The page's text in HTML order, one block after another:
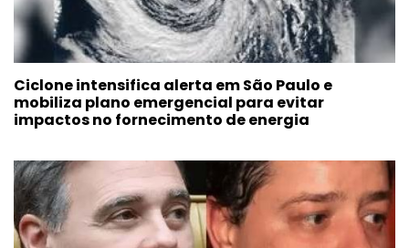
Ciclone intensifica alerta em São Paulo e
mobiliza plano emergencial para evitar
impactos no fornecimento de energia